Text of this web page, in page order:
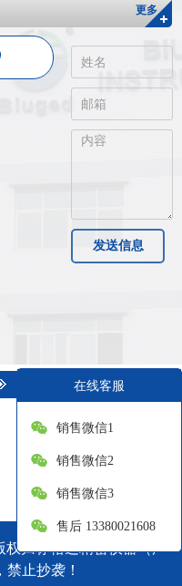
更多
发送信息
归标格达精密仪器（广
止抄袭！
在线客服
销售微信1
销售微信2
销售微信3
售后 13380021608